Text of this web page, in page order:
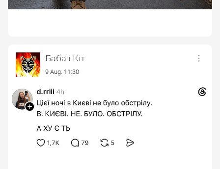
Баба і Кіт
9 Aug. 11:30